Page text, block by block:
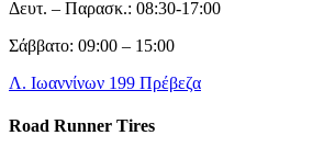
Δευτ. – Παρασκ.: 08:30-17:00
Σάββατο: 09:00 – 15:00
Λ. Ιωαννίνων 199 Πρέβεζα
Road Runner Tires